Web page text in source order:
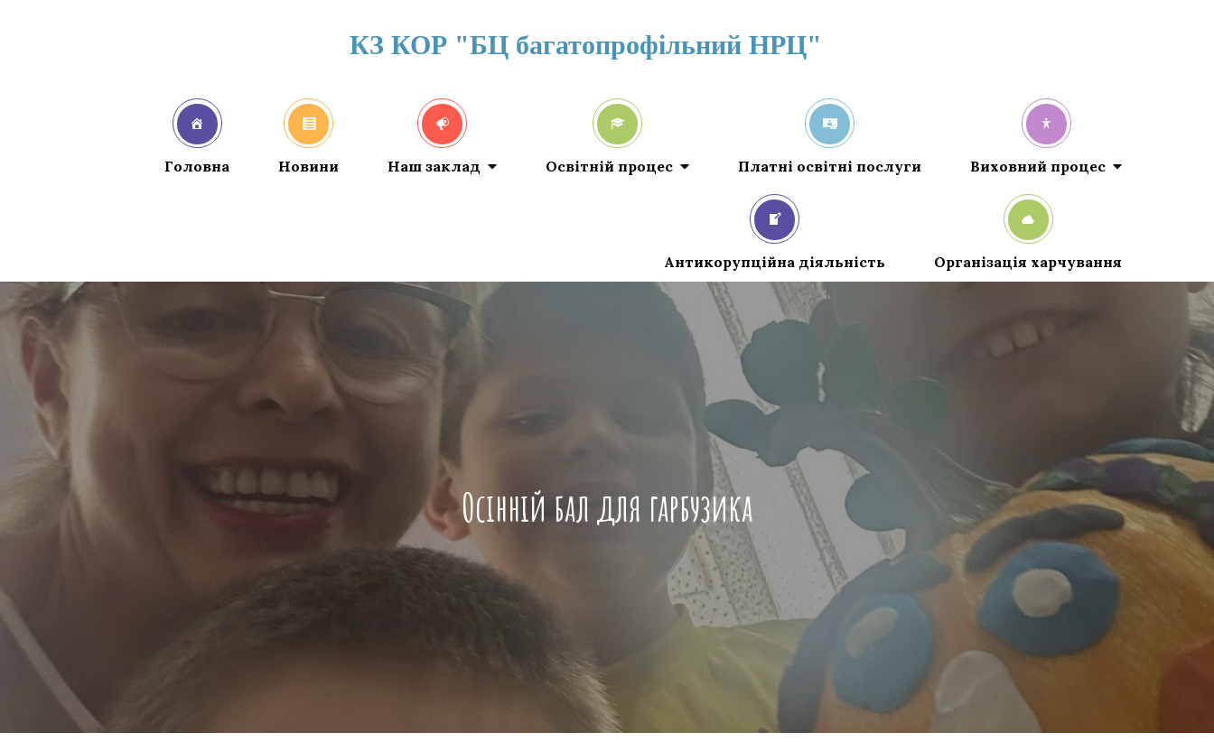
КЗ КОР "БЦ багатопрофільний НРЦ"
Головна Новини Наш заклад Освітній процес Платні освітні послуги Виховний процес
Антикорупційна діяльність Організація харчування
Осінній бал для гарбузика